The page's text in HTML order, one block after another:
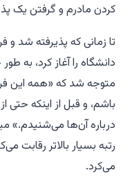
کردن مادرم و گرفتن یک
تا زمانی که پذیرفته شد و
دانشگاه را آغاز کرد، به
متوجه شد که «همه این
باشم، و قبل از اینکه
درباره آن‌ها می‌شنیدم.»
رتبه بسیار بالاتر رقابت
می‌کرد.